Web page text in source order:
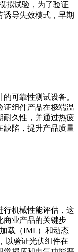
拟试验，为了验证
诱导失效模式，早期
可靠性测试设备。
证组件产品在极端温
耐久性，并通过热疲
缺陷，提升产品质量
行机械性能评估，这
商业产品的关键步
载（IML）和动态
以验证光伏组件在